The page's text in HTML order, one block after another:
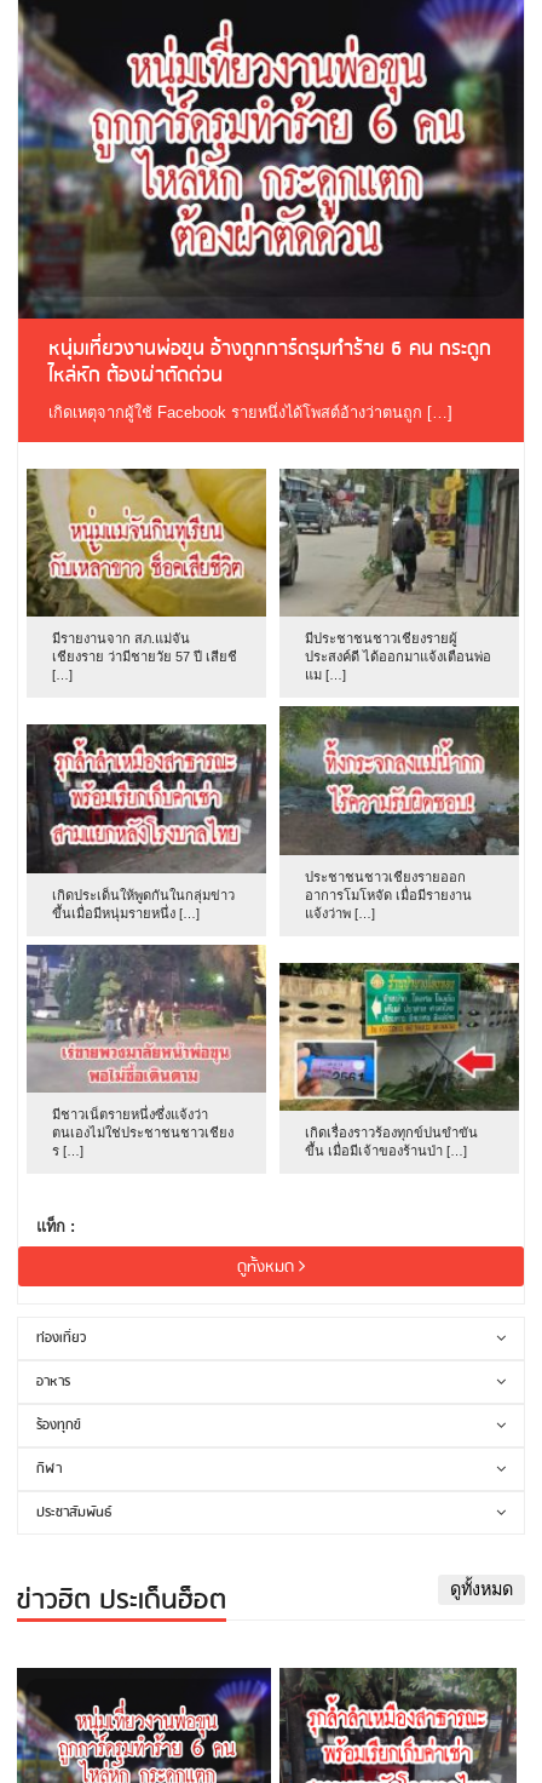
หนุ่มเที่ยวงานพ่อขุน อ้างถูกการ์ดรุมทำร้าย 6 คน กระดูก
ไหล่หัก ต้องผ่าตัดด่วน
เกิดเหตุจากผู้ใช้ Facebook รายหนึ่งได้โพสต์อ้างว่าตนถูก […]
มีรายงานจาก สภ.แม่จัน
เชียงราย ว่ามีชายวัย 57 ปี เสียชี
[…]
มีประชาชนชาวเชียงรายผู้
ประสงค์ดี ได้ออกมาแจ้งเตือนพ่อ
แม […]
เกิดประเด็นให้พูดกันในกลุ่มข่าว
ขึ้นเมื่อมีหนุ่มรายหนึ่ง […]
ประชาชนชาวเชียงรายออก
อาการโมโหจัด เมื่อมีรายงาน
แจ้งว่าพ […]
มีชาวเน็ตรายหนึ่งซึ่งแจ้งว่า
ตนเองไม่ใช่ประชาชนชาวเชียง
ร […]
เกิดเรื่องราวร้องทุกข์ปนขำขัน
ขึ้น เมื่อมีเจ้าของร้านป่า […]
แท็ก :
ดูทั้งหมด
ท่องเที่ยว
อาหาร
ร้องทุกข์
กีฬา
ประชาสัมพันธ์
ข่าวฮิต ประเด็นฮ็อต ดูทั้งหมด